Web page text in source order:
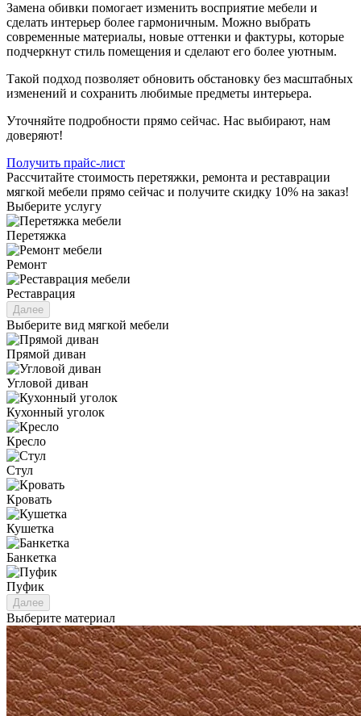
Замена обивки помогает изменить восприятие мебели и
сделать интерьер более гармоничным. Можно выбрать
современные материалы, новые оттенки и фактуры, которые
подчеркнут стиль помещения и сделают его более уютным.
Такой подход позволяет обновить обстановку без масштабных
изменений и сохранить любимые предметы интерьера.
Уточняйте подробности прямо сейчас. Нас выбирают, нам
доверяют!
Получить прайс-лист
Рассчитайте стоимость перетяжки, ремонта и реставрации
мягкой мебели прямо сейчас и получите скидку 10% на заказ!
Выберите услугу
Перетяжка
Ремонт
Реставрация
Далее
Выберите вид мягкой мебели
Прямой диван
Угловой диван
Кухонный уголок
Кресло
Стул
Кровать
Кушетка
Банкетка
Пуфик
Далее
Выберите материал